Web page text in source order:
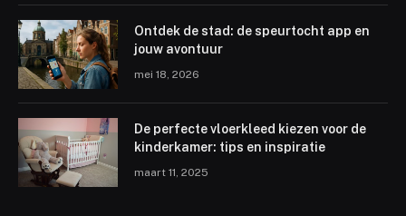
Ontdek de stad: de speurtocht app en
jouw avontuur
mei 18, 2026
De perfecte vloerkleed kiezen voor de
kinderkamer: tips en inspiratie
maart 11, 2025